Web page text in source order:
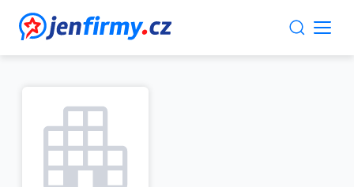
JenFirmy.cz